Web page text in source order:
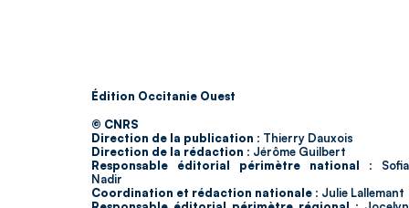
Édition Occitanie Ouest
© CNRS
Direction de la publication : Thierry Dauxois
Direction de la rédaction : Jérôme Guilbert
Responsable éditorial périmètre national : Sofia
Nadir
Coordination et rédaction nationale : Julie Lallemant